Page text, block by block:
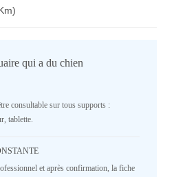
qui a du chien
consultable sur tous supports :
tablette.
et après confirmation, la fiche